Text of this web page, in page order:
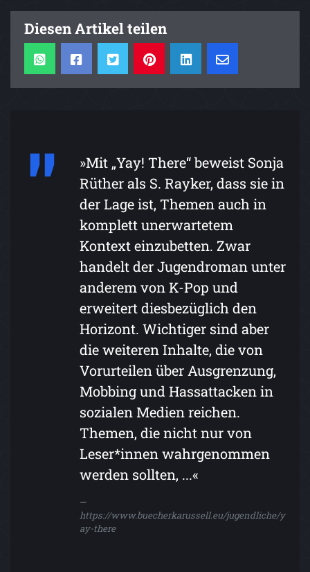
Diesen Artikel teilen
»Mit „Yay! There“ beweist Sonja
Rüther als S. Rayker, dass sie in
der Lage ist, Themen auch in
komplett unerwartetem
Kontext einzubetten. Zwar
handelt der Jugendroman unter
anderem von K-Pop und
erweitert diesbezüglich den
Horizont. Wichtiger sind aber
die weiteren Inhalte, die von
Vorurteilen über Ausgrenzung,
Mobbing und Hassattacken in
sozialen Medien reichen.
Themen, die nicht nur von
Leser*innen wahrgenommen
werden sollten, ...«
https://www.buecherkarussell.eu/jugendliche/y
ay-there